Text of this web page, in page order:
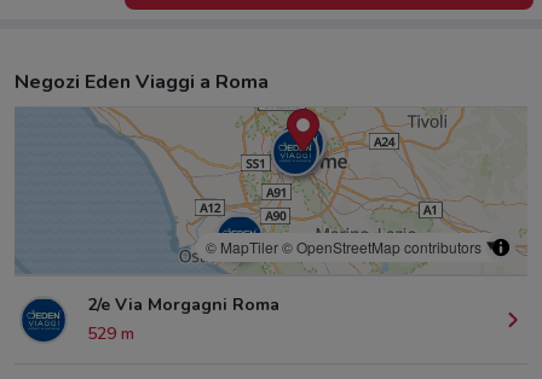
Negozi Eden Viaggi a Roma
© MapTiler© OpenStreetMap contributors
2/e Via Morgagni Roma
529 m